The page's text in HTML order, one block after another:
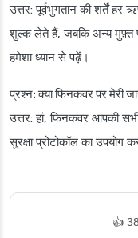
उत्तर: पूर्वभुगतान की शर्तें
शुल्क लेते हैं, जबकि अन्य मुफ़्त
हमेशा ध्यान से पढ़ें।
प्रश्न: क्या फिनकवर पर मेरी
उत्तर: हां, फिनकवर आपकी
सुरक्षा प्रोटोकॉल का उपयोग
👍